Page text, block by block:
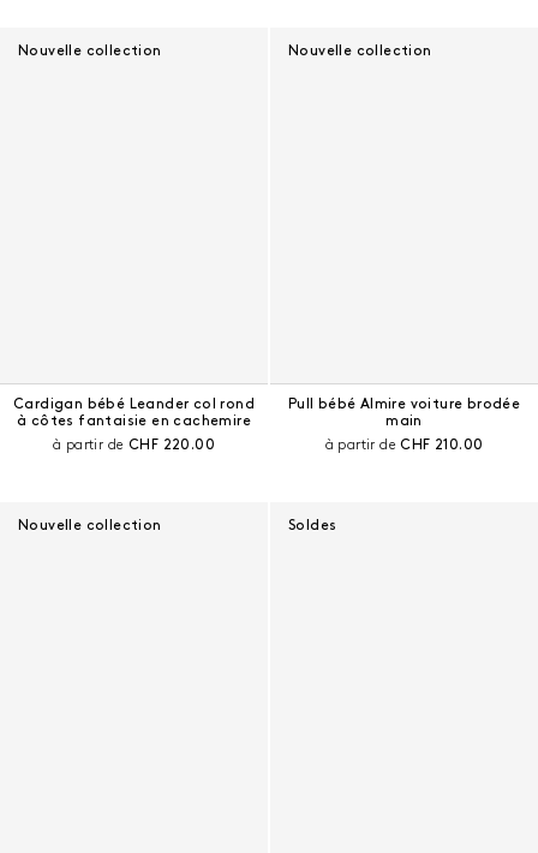
Nouvelle collection
Cardigan bébé Leander col rond
à côtes fantaisie en cachemire
à partir de Prix courant :
CHF 220.00
Nouvelle collection
Pull bébé Almire voiture brodée
main
à partir dePrix courant :
CHF 210.00
Nouvelle collection Soldes